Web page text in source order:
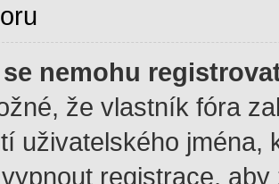
nemohu
že vlastník fóra
uživatelského jména,
registrace,